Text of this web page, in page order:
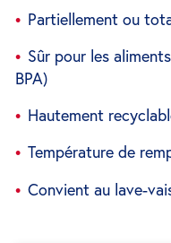
Partiellement ou
Sûr pour les
BPA)
Hautement
Température de
Convient au lave-